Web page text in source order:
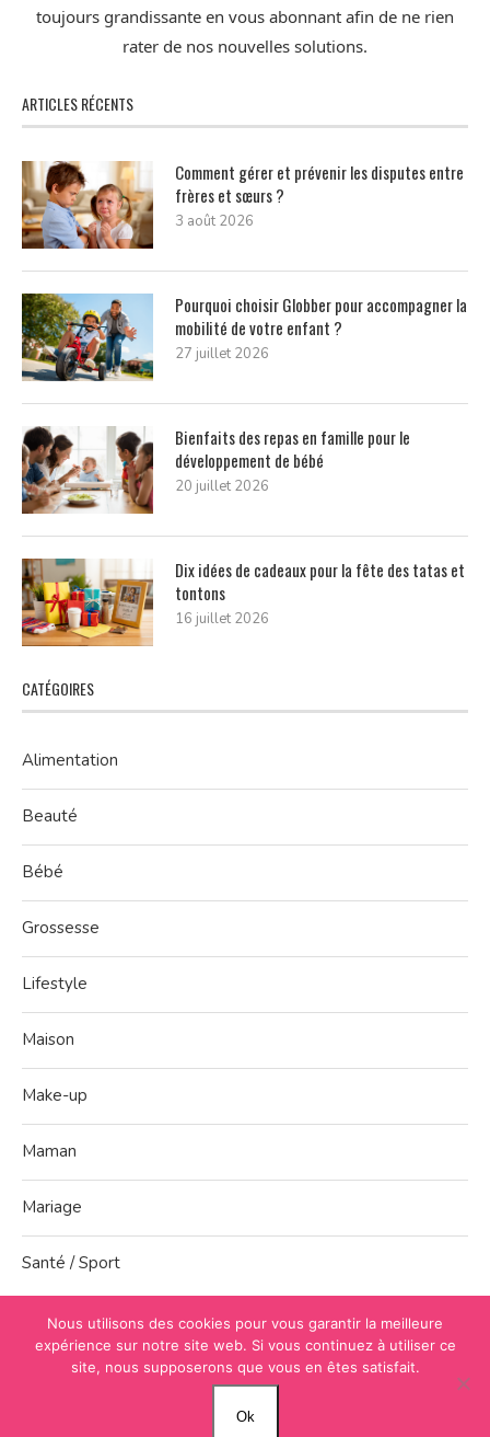
toujours grandissante en vous abonnant afin de ne rien
rater de nos nouvelles solutions.
ARTICLES RÉCENTS
Comment gérer et prévenir les disputes entre
frères et sœurs ?
3 août 2026
Pourquoi choisir Globber pour accompagner la
mobilité de votre enfant ?
27 juillet 2026
Bienfaits des repas en famille pour le
développement de bébé
20 juillet 2026
Dix idées de cadeaux pour la fête des tatas et
tontons
16 juillet 2026
CATÉGOIRES
Alimentation
Beauté
Bébé
Grossesse
Lifestyle
Maison
Make-up
Maman
Mariage
Santé / Sport
Accueil À propos Contact
Mentions légales
Nous utilisons des cookies pour vous garantir la meilleure
expérience sur notre site web. Si vous continuez à utiliser ce
site, nous supposerons que vous en êtes satisfait.
Ok